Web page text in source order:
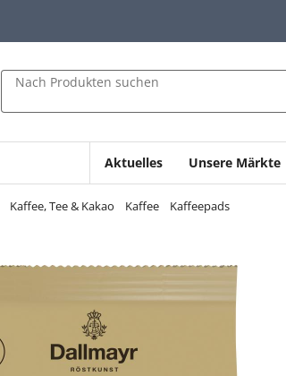
Nach Produkten suchen
Aktuelles Unsere Märkte
Kaffee, Tee & Kakao Kaffee Kaffeepads